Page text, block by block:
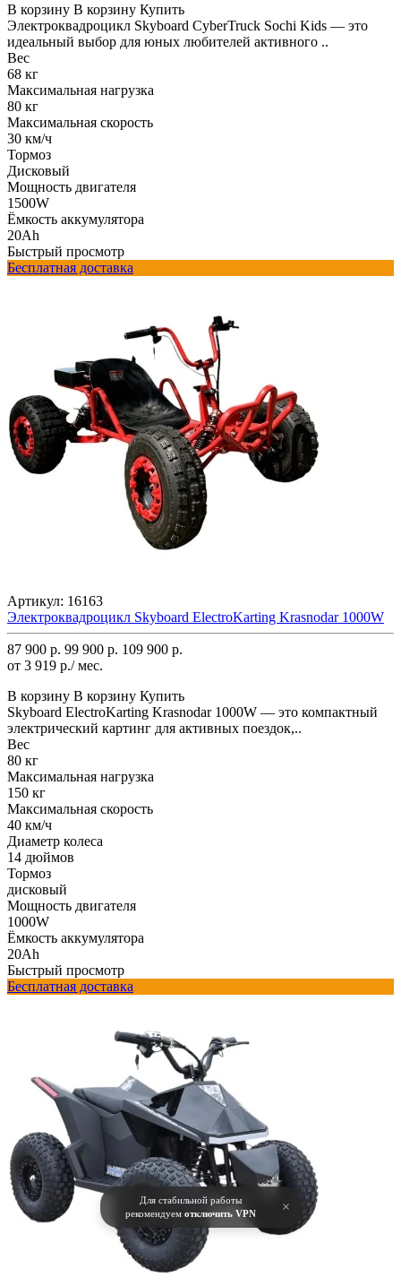
Для стабильной работы
рекомендуем отключить VPN ×
В корзину В корзину Купить
Электроквадроцикл Skyboard CyberTruck Sochi Kids — это
идеальный выбор для юных любителей активного ..
Вес
68 кг
Максимальная нагрузка
80 кг
Максимальная скорость
30 км/ч
Тормоз
Дисковый
Мощность двигателя
1500W
Ёмкость аккумулятора
20Ah
Быстрый просмотр
Бесплатная доставка
Артикул: 16163
Электроквадроцикл Skyboard ElectroKarting Krasnodar 1000W
87 900 р. 99 900 р. 109 900 р.
от 3 919 р./ мес.
В корзину В корзину Купить
Skyboard ElectroKarting Krasnodar 1000W — это компактный
электрический картинг для активных поездок,..
Вес
80 кг
Максимальная нагрузка
150 кг
Максимальная скорость
40 км/ч
Диаметр колеса
14 дюймов
Тормоз
дисковый
Мощность двигателя
1000W
Ёмкость аккумулятора
20Ah
Быстрый просмотр
Бесплатная доставка